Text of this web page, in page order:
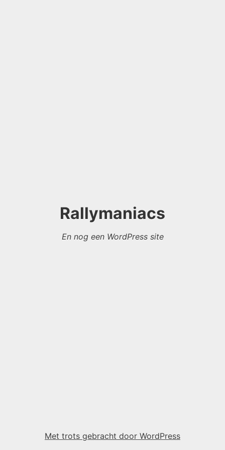
Rallymaniacs
En nog een WordPress site
Met trots gebracht door WordPress